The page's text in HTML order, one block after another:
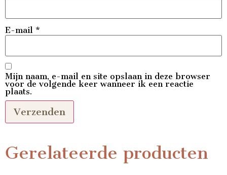
E-mail *
Mijn naam, e-mail en site opslaan in deze browser
voor de volgende keer wanneer ik een reactie
plaats.
Gerelateerde producten